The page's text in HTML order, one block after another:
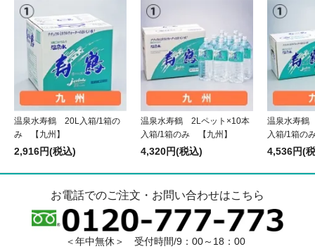
温泉水寿鶴 20L入箱/1箱の
み 【九州】
2,916円(税込)
温泉水寿鶴 2Lペット×10本
入箱/1箱のみ 【九州】
4,320円(税込)
温泉水寿鶴
入箱/1箱の
4,536円(
お電話でのご注文・お問い合わせはこちら
＜年中無休＞ 受付時間/9：00～18：00